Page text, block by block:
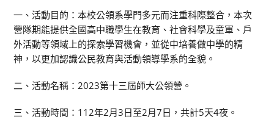
一、活動目的：本校公領系學門多元而注重科際整合，本次
營隊期能提供全國高中職學生在教育、社會科學及童軍、戶
外活動等領域上的探索學習機會，並從中培養做中學的精
神，以更加認識公民教育與活動領導學系的全貌。
二、活動名稱：2023第十三屆師大公領營。
三、活動時間：112年2月3日至2月7日，共計5天4夜。